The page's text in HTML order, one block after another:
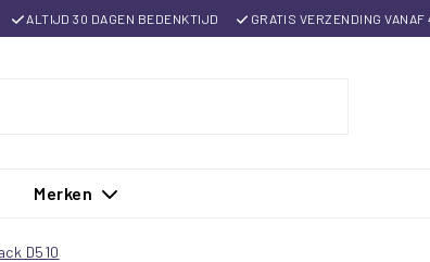
ALTIJD 30 DAGEN BEDENKTIJD GRATIS VERZENDING
Merken
D510